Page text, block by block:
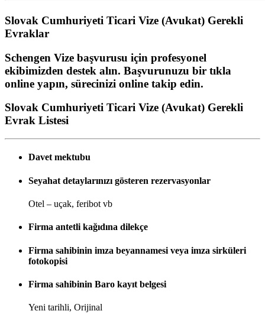
Slovak Cumhuriyeti Ticari Vize (Avukat) Gerekli
Evraklar
Schengen Vize başvurusu için profesyonel
ekibimizden destek alın. Başvurunuzu bir tıkla
online yapın, sürecinizi online takip edin.
Slovak Cumhuriyeti Ticari Vize (Avukat) Gerekli
Evrak Listesi
Davet mektubu
Seyahat detaylarınızı gösteren rezervasyonlar
Otel – uçak, feribot vb
Firma antetli kağıdına dilekçe
Firma sahibinin imza beyannamesi veya imza sirküleri
fotokopisi
Firma sahibinin Baro kayıt belgesi
Yeni tarihli, Orijinal